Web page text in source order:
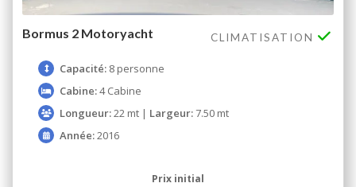
Bormus 2 Motoryacht CLIMATISATION
Capacité: 8 personne
Cabine:4 Cabine
Longueur:22 mt | Largeur:7.50 mt
Année:2016
Prix ​​initial